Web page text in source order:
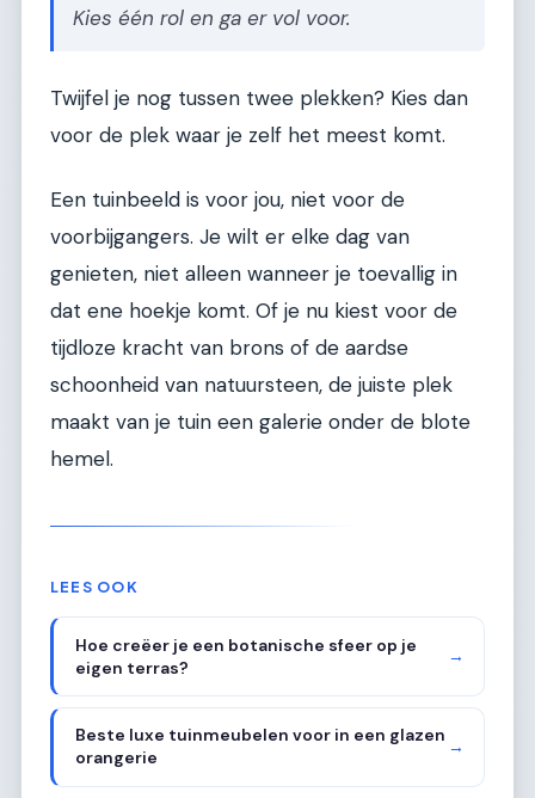
Kies één rol en ga er vol voor.
Twijfel je nog tussen twee plekken? Kies dan
voor de plek waar je zelf het meest komt.
Een tuinbeeld is voor jou, niet voor de
voorbijgangers. Je wilt er elke dag van
genieten, niet alleen wanneer je toevallig in
dat ene hoekje komt. Of je nu kiest voor de
tijdloze kracht van brons of de aardse
schoonheid van natuursteen, de juiste plek
maakt van je tuin een galerie onder de blote
hemel.
LEES OOK
Hoe creëer je een botanische sfeer op je
eigen terras?
→
Beste luxe tuinmeubelen voor in een glazen
orangerie
→